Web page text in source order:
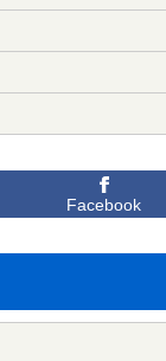
Facebook